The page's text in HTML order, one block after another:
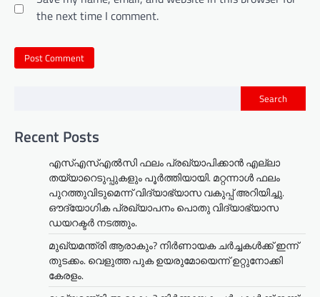
the next time I comment.
Search
Recent Posts
എസ്എസ്എൽസി ഫലം പ്രഖ്യാപിക്കാൻ എല്ലാ
തയ്യാറെടുപ്പുകളും പൂർത്തിയായി. മറ്റന്നാള്‍ ഫലം
പുറത്തുവിടുമെന്ന് വിദ്യാഭ്യാസ വകുപ്പ് അറിയിച്ചു.
ഔദ്യോഗിക പ്രഖ്യാപനം പൊതു വിദ്യാഭ്യാസ
ഡയറക്ടർ നടത്തും.
മുഖ്യമന്ത്രി ആരാകും? നിർണായക ചർച്ചകൾക്ക് ഇന്ന്
തുടക്കം. വെളുത്ത പുക ഉയരുമോയെന്ന് ഉറ്റുനോക്കി
കേരളം.